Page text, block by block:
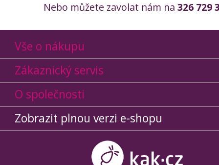
Nebo můžete zavolat nám na 326 729
Vše o nákupu
Zákaznický servis
O společnosti
Zobrazit plnou verzi e-shopu